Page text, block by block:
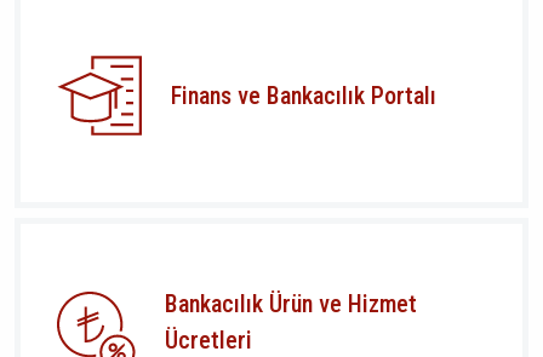
Finans ve Bankacılık Portalı
Bankacılık Ürün ve Hizmet
Ücretleri